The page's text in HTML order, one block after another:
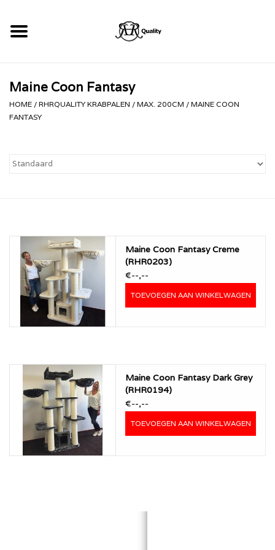
RHRQuality Krabpalen
Maine Coon Fantasy
HOME / RHRQUALITY KRABPALEN / MAX. 200CM / MAINE COON
FANTASY
Maine Coon Fantasy Creme
(RHR0203)
€--,--
TOEVOEGEN AAN WINKELWAGEN
Maine Coon Fantasy Dark Grey
(RHR0194)
€--,--
TOEVOEGEN AAN WINKELWAGEN